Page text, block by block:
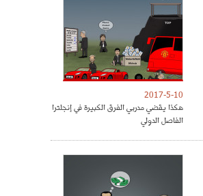
2017-5-10
هكذا يقضي مدربي الفرق الكبيرة في إنجلترا
الفاصل الدولي